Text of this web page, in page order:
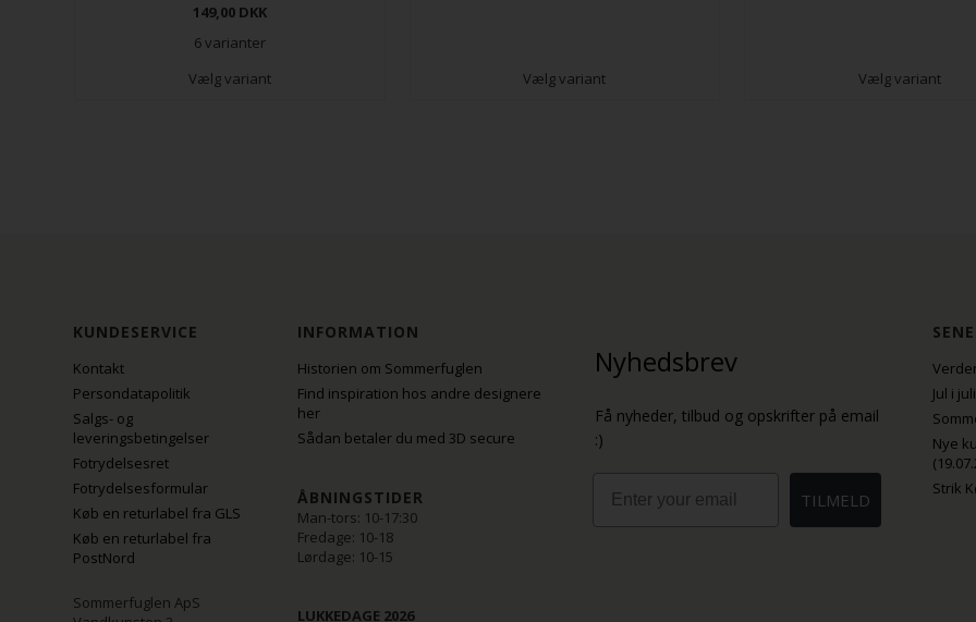
149,00 DKK
6 varianter
Vælg variant
Vælg variant Vælg variant
KUNDESERVICE
Kontakt
Persondatapolitik
Salgs- og
leveringsbetingelser
Fotrydelsesret
Fotrydelsesformular
Køb en returlabel fra GLS
Køb en returlabel fra
PostNord
Sommerfuglen ApS
INFORMATION
Historien om Sommerfuglen
Find inspiration hos andre designere
her
Sådan betaler du med 3D secure
ÅBNINGSTIDER
Man-tors: 10-17:30
Fredage: 10-18
Lørdage: 10-15
LUKKEDAGE 2026
Nyhedsbrev
Få nyheder, tilbud og opskrifter på email
:)
TILMELD
Jul i
Nye
Strik